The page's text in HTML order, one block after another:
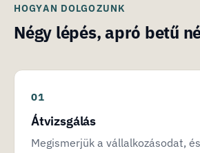
HOGYAN DOLGOZUNK
Négy lépés, apró betű
Átvizsgálás
Megismerjük a vállalkozásodat,